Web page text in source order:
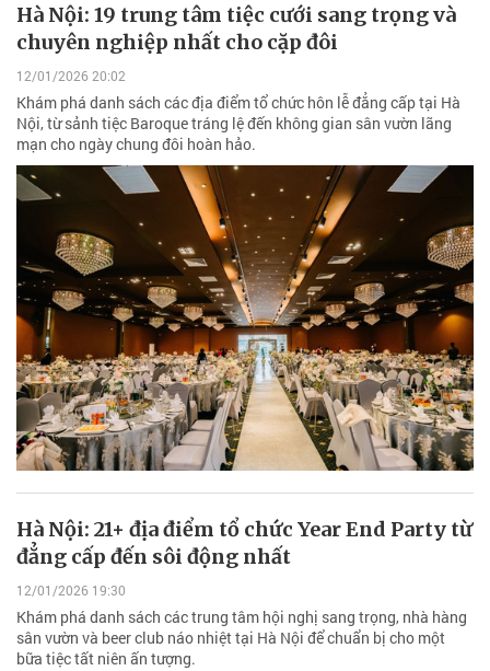
Hà Nội: 19 trung tâm tiệc cưới sang trọng và
chuyên nghiệp nhất cho cặp đôi
12/01/2026 20:02
Khám phá danh sách các địa điểm tổ chức hôn lễ đẳng cấp tại Hà
Nội, từ sảnh tiệc Baroque tráng lệ đến không gian sân vườn lãng
mạn cho ngày chung đôi hoàn hảo.
Hà Nội: 21+ địa điểm tổ chức Year End Party từ
đẳng cấp đến sôi động nhất
12/01/2026 19:30
Khám phá danh sách các trung tâm hội nghị sang trọng, nhà hàng
sân vườn và beer club náo nhiệt tại Hà Nội để chuẩn bị cho một
bữa tiệc tất niên ấn tượng.